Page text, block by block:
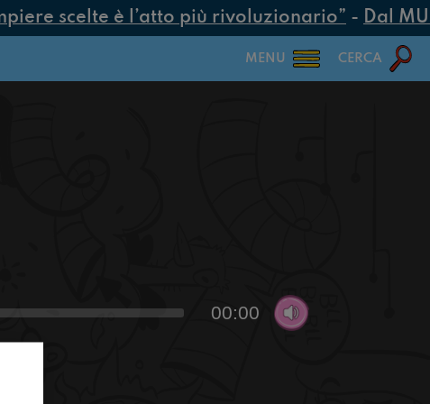
scelte è l’atto più rivoluzionario”- Dal
MENU CERCA
00:00